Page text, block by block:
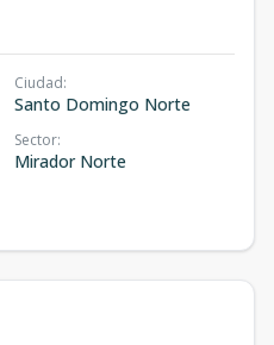
Ciudad:
Santo Domingo Norte
Sector:
Mirador Norte